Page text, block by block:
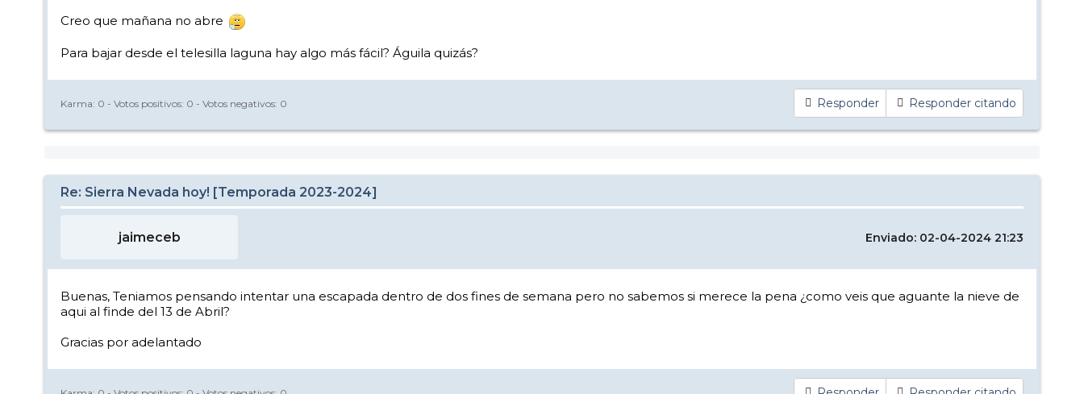
Creo que mañana no abre
Para bajar desde el telesilla laguna hay algo más fácil? Águila quizás?
Responder Responder citando
Karma: 0 - Votos positivos: 0 - Votos negativos: 0
Re: Sierra Nevada hoy! [Temporada 2023-2024]
jaimeceb Enviado: 02-04-2024 21:23
Buenas, Teniamos pensando intentar una escapada dentro de dos fines de semana pero no sabemos si merece la pena ¿como veis que aguante la nieve de
aqui al finde del 13 de Abril?
Gracias por adelantado